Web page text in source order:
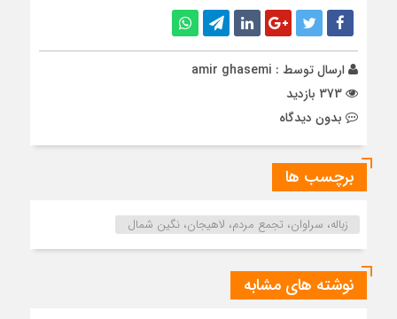
ارسال توسط : amir ghasemi
بدون دیدگاه
برچسب ها
زباله، سراوان، تجمع مردم، لاهیجان، نگین شمال
نوشته های مشابه